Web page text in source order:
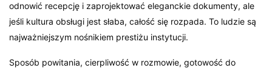
odnowić recepcję i zaprojektować eleganckie dokumenty, ale
jeśli kultura obsługi jest słaba, całość się rozpada. To ludzie są
najważniejszym nośnikiem prestiżu instytucji.
Sposób powitania, cierpliwość w rozmowie, gotowość do